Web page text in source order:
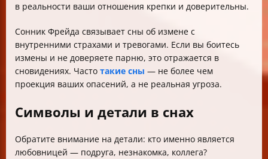
в реальности ваши отношения крепки и доверительны.
Сонник Фрейда связывает сны об измене с
внутренними страхами и тревогами. Если вы боитесь
измены и не доверяете парню, это отражается в
сновидениях. Часто такие сны — не более чем
проекция ваших опасений, а не реальная угроза.
Символы и детали в снах
Обратите внимание на детали: кто именно является
любовницей — подруга, незнакомка, коллега?